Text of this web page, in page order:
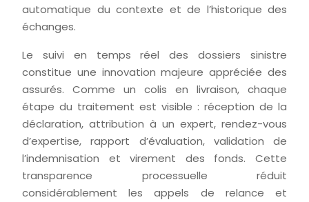
automatique du contexte et de l’historique des
échanges.
Le suivi en temps réel des dossiers sinistre
constitue une innovation majeure appréciée des
assurés. Comme un colis en livraison, chaque
étape du traitement est visible : réception de la
déclaration, attribution à un expert, rendez-vous
d’expertise, rapport d’évaluation, validation de
l’indemnisation et virement des fonds. Cette
transparence processuelle réduit
considérablement les appels de relance et